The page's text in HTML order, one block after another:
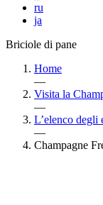
ru
ja
Briciole di pane
Home
—
Visita la
—
L’elenco degli
—
Champagne